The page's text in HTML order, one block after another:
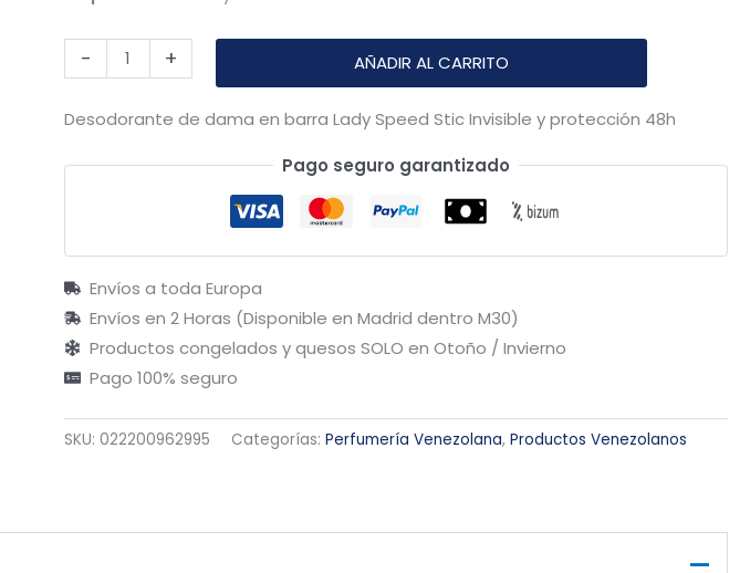
- + AÑADIR AL CARRITO
Desodorante de dama en barra Lady Speed Stic Invisible y protección 48h
Pago seguro garantizado
Envíos a toda Europa
Envíos en 2 Horas (Disponible en Madrid dentro M30)
Productos congelados y quesos SOLO en Otoño / Invierno
Pago 100% seguro
SKU:022200962995 Categorías:Perfumería Venezolana,Productos Venezolanos